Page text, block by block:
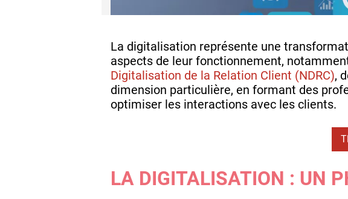
La digitalisation représente une
aspects de leur fonctionnement,
Digitalisation de la Relation Client (NDRC),
dimension particulière, en formant des
optimiser les interactions avec les clients.
LA DIGITALISATION : UN